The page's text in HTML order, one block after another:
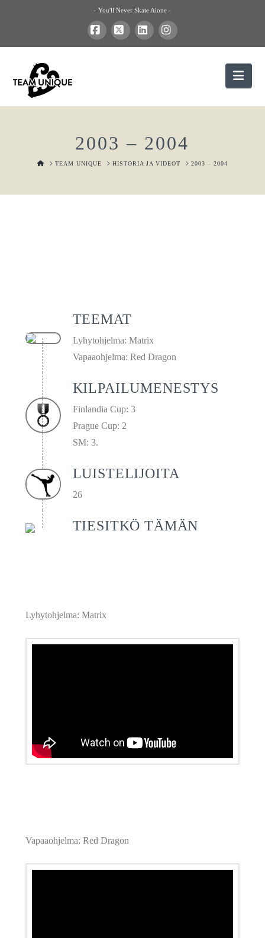
- You'll Never Skate Alone -
Facebook
X LinkedInInstagram
2003 – 2004
HOMETEAM UNIQUE HISTORIA JA VIDEOT 2003 – 2004
TEEMAT
Lyhytohjelma: Matrix
Vapaaohjelma: Red Dragon
KILPAILUMENESTYS
Finlandia Cup: 3
Prague Cup: 2
SM: 3.
LUISTELIJOITA
26
TIESITKÖ TÄMÄN
Lyhytohjelma: Matrix
Vapaaohjelma: Red Dragon